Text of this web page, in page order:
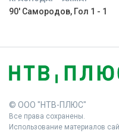
90' Самородов, Гол 1 - 1
© ООО "НТВ-ПЛЮС"
Все права сохранены.
Использование материалов